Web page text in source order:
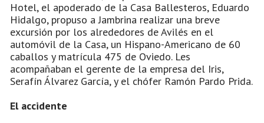
Hotel, el apoderado de la Casa Ballesteros, Eduardo
Hidalgo, propuso a Jambrina realizar una breve
excursión por los alrededores de Avilés en el
automóvil de la Casa, un Hispano-Americano de 60
caballos y matrícula 475 de Oviedo. Les
acompañaban el gerente de la empresa del Iris,
Serafín Álvarez García, y el chófer Ramón Pardo Prida.
El accidente